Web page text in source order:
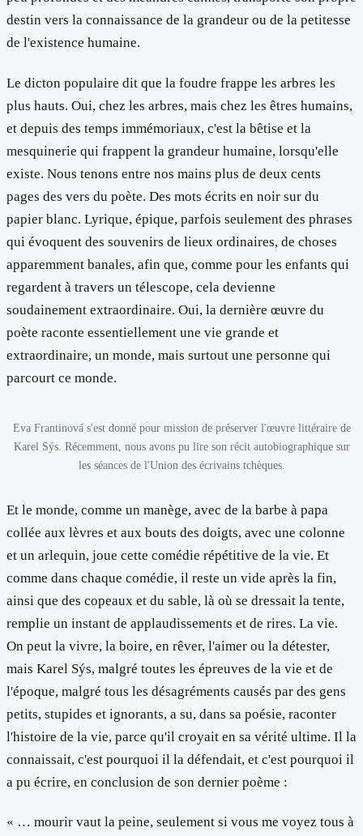
destin vers la connaissance de la grandeur ou de la petitesse
de l'existence humaine.
Le dicton populaire dit que la foudre frappe les arbres les
plus hauts. Oui, chez les arbres, mais chez les êtres humains,
et depuis des temps immémoriaux, c'est la bêtise et la
mesquinerie qui frappent la grandeur humaine, lorsqu'elle
existe. Nous tenons entre nos mains plus de deux cents
pages des vers du poète. Des mots écrits en noir sur du
papier blanc. Lyrique, épique, parfois seulement des phrases
qui évoquent des souvenirs de lieux ordinaires, de choses
apparemment banales, afin que, comme pour les enfants qui
regardent à travers un télescope, cela devienne
soudainement extraordinaire. Oui, la dernière œuvre du
poète raconte essentiellement une vie grande et
extraordinaire, un monde, mais surtout une personne qui
parcourt ce monde.
Eva Frantinová s'est donné pour mission de préserver l'œuvre littéraire de
Karel Sýs. Récemment, nous avons pu lire son récit autobiographique sur
les séances de l'Union des écrivains tchèques.
Et le monde, comme un manège, avec de la barbe à papa
collée aux lèvres et aux bouts des doigts, avec une colonne
et un arlequin, joue cette comédie répétitive de la vie. Et
comme dans chaque comédie, il reste un vide après la fin,
ainsi que des copeaux et du sable, là où se dressait la tente,
remplie un instant de applaudissements et de rires. La vie.
On peut la vivre, la boire, en rêver, l'aimer ou la détester,
mais Karel Sýs, malgré toutes les épreuves de la vie et de
l'époque, malgré tous les désagréments causés par des gens
petits, stupides et ignorants, a su, dans sa poésie, raconter
l'histoire de la vie, parce qu'il croyait en sa vérité ultime. Il la
connaissait, c'est pourquoi il la défendait, et c'est pourquoi il
a pu écrire, en conclusion de son dernier poème :
« … mourir vaut la peine, seulement si vous me voyez tous à